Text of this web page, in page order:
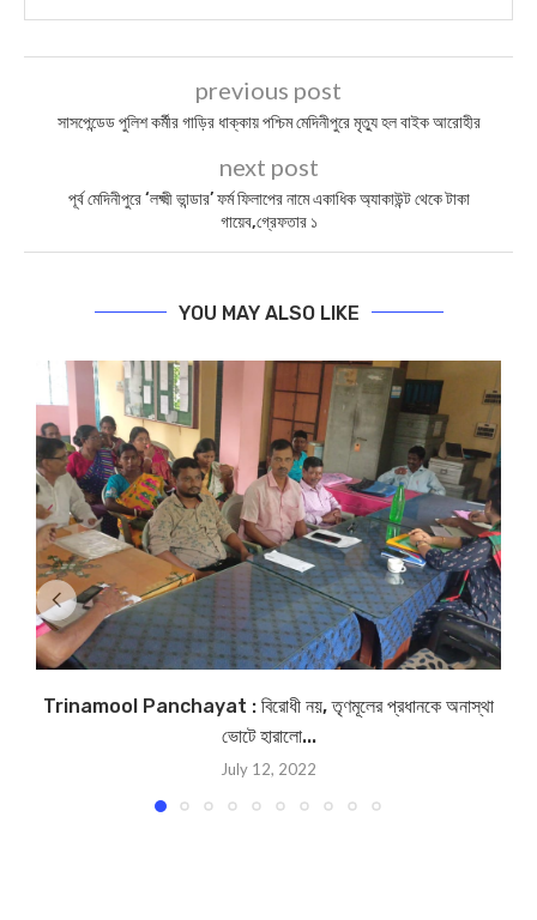
previous post
সাসপেন্ডেড পুলিশ কর্মীর গাড়ির ধাক্কায় পশ্চিম মেদিনীপুরে মৃত্যু হল বাইক আরোহীর
next post
পূর্ব মেদিনীপুরে ‘লক্ষ্মী ভান্ডার’ ফর্ম ফিলাপের নামে একাধিক অ্যাকাউন্ট থেকে টাকা
গায়েব,গ্রেফতার ১
YOU MAY ALSO LIKE
Trinamool Panchayat : বিরোধী নয়, তৃণমূলের প্রধানকে অনাস্থা
ভোটে হারালো...
July 12, 2022